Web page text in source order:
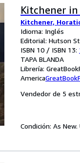
Kitchener
Kitchener,
Idioma: Inglés
Editorial: Hutson
ISBN 10 / ISBN 13:
TAPA BLANDA
Librería:
America
Vendedor de 5
Condición: As